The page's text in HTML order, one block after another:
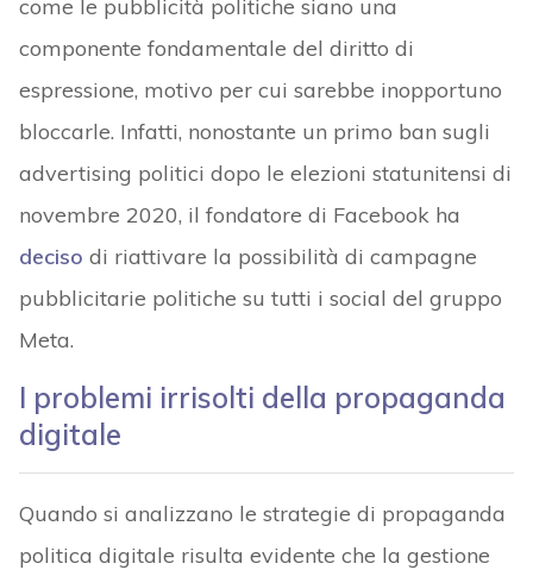
come le pubblicità politiche siano una
componente fondamentale del diritto di
espressione, motivo per cui sarebbe inopportuno
bloccarle. Infatti, nonostante un primo ban sugli
advertising politici dopo le elezioni statunitensi di
novembre 2020, il fondatore di Facebook ha
deciso di riattivare la possibilità di campagne
pubblicitarie politiche su tutti i social del gruppo
Meta.
I problemi irrisolti della propaganda
digitale
Quando si analizzano le strategie di propaganda
politica digitale risulta evidente che la gestione